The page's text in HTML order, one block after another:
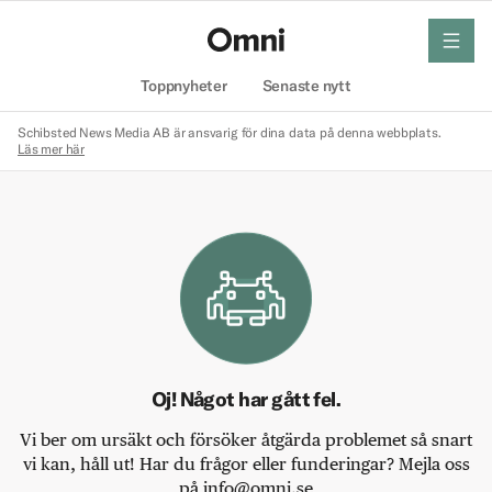
Toppnyheter Senaste nytt
meny
Schibsted News Media AB är ansvarig för dina data på denna webbplats.
Läs mer här
Oj! Något har gått fel.
Vi ber om ursäkt och försöker åtgärda problemet så snart
vi kan, håll ut! Har du frågor eller funderingar? Mejla oss